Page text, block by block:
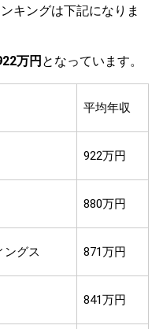
キングは下記になりま
万円 となっています。
平均年収
922万円
880万円
ングス 871万円
841万円